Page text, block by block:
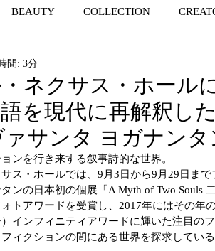
BEAUTY COLLECTION
EDITRIAL
INTERVIEW LIFESTYLE MUSIC
TECHNOLOGY TRAVEL
ネクサス・ホール
を現代に再解釈し
ァサンタ ヨガナン
間: 3分
ンを行き来する叙事詩的な世界。
ス・ホールでは、9月3日から9月29日ま
ンの日本初の個展「A Myth of Two Souls
トアワードを受賞し、2017年にはその年
インフィニティアワードに輝いた注目の
ィクションの間にある世界を探求している